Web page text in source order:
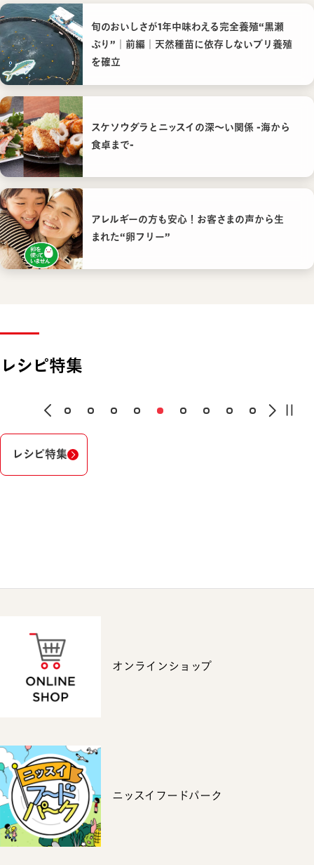
旬のおいしさが1年中味わえる完全養殖“黒瀬
ぶり”｜前編｜天然種苗に依存しないブリ養殖
を確立
スケソウダラとニッスイの深〜い関係 -海から
食卓まで-
アレルギーの方も安心！お客さまの声から生
まれた“卵フリー”
レシピ特集
レシピ特集
オンラインショップ
ニッスイフードパーク